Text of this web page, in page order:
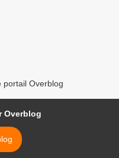
portail Overblog
Overblog